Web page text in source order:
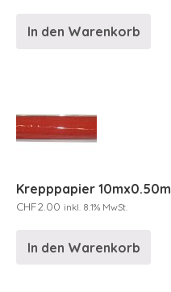
In den Warenkorb
Krepppapier 10mx0.50m
CHF2.00 inkl. 8.1% MwSt.
In den Warenkorb